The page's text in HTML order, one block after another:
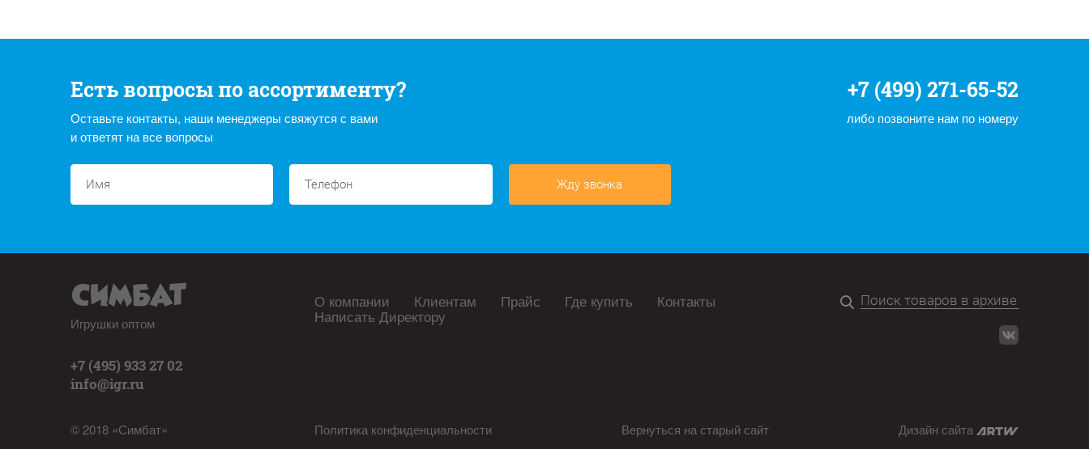
Есть вопросы по ассортименту?
Оставьте контакты, наши менеджеры свяжутся с вами
и ответят на все вопросы
+7 (499) 271-65-52
либо позвоните нам по номеру
Жду звонка
Игрушки оптом
+7 (495) 933 27 02
info@igr.ru
© 2018 «Симбат»
О компании Клиентам Прайс Где купить Контакты
Написать Директору
Политика конфиденциальности Вернуться на старый сайт Дизайн сайта